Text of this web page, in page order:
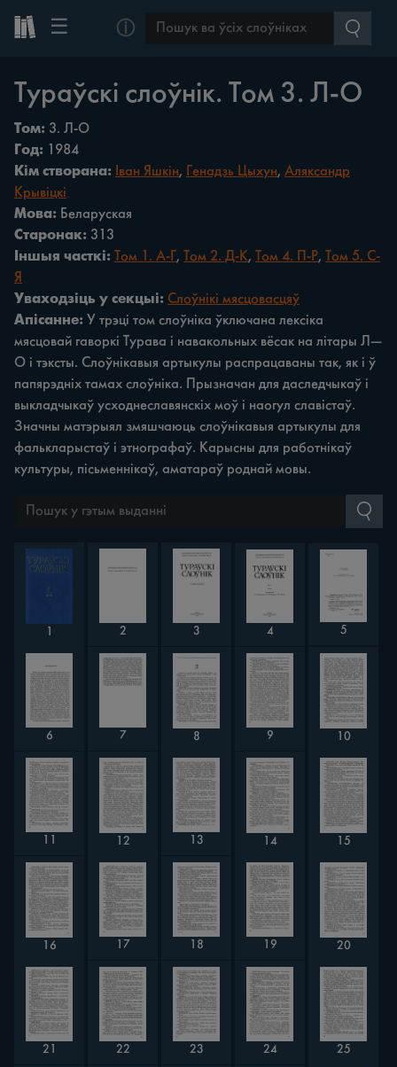
☰ ⓘ
Тураўскі слоўнік. Том 3. Л-О
Том: 3. Л-О
Год: 1984
Кім створана:
Іван Яшкін, Генадзь Цыхун, Аляксандр
Крывіцкі
Мова: Беларуская
Старонак: 313
Іншыя часткі: Том 1. А-Г, Том 2. Д-К, Том 4. П-Р, Том 5. С-
Я
Уваходзіць у секцыі: Слоўнікі мясцовасцяў
Апісанне: У трэці том слоўніка ўключана лексіка
мясцовай гаворкі Турава i навакольных вёсак на літары Л—
О i тэксты. Слоўнікавыя артыкулы распрацаваны так, як i ў
папярэдніх тамах слоўніка. Прызначан для даследчыкаў i
выкладчыкаў усходнеславянскіх моў i наогул славістаў.
Значны матэрыял змяшчаюць слоўнікавыя ар­тыкулы для
фалькларыстаў i этнографаў. Карысны для работнікаў
культуры, пісьменнікаў, аматараў роднай мовы.
1 2 3 4 5
6 7 8 9 10
12 13 14 15
16 17 18 19 20
21 22 23 24 25